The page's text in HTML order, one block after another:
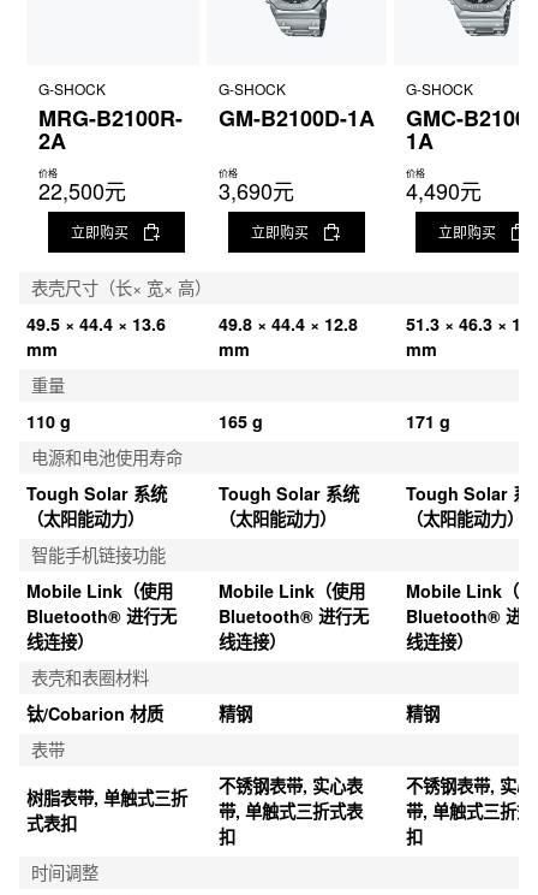
G-SHOCK
MRG-B2100R-
2A
价格
22,500元
立即购买
G-SHOCK
GM-B2100D-1A
价格
3,690元
立即购买
G-SHOCK
GMC-
1A
价格
4,490元
立即购买
表壳尺寸（长× 宽× 高）
49.5 × 44.4 × 13.6
mm
49.8 × 44.4 × 12.8
mm
51.3 × 46.3 ×
mm
重量
110 g
165 g
171 g
电源和电池使用寿命
Tough Solar 系统
（太阳能动力）
Tough Solar 系统
（太阳能动力）
Tough Solar 系
（太阳能动力）
智能手机链接功能
Mobile Link（使用
Bluetooth® 进行无
线连接）
Mobile Link（使用
Bluetooth® 进行无
线连接）
Mobile Link（
Bluetooth® 进
线连接）
表壳和表圈材料
钛/Cobarion 材质
精钢
精钢
表带
树脂表带, 单触式三折
式表扣
不锈钢表带, 实心表
带, 单触式三折式表
扣
不锈钢表带, 实心
带, 单触式三折式
扣
时间调整